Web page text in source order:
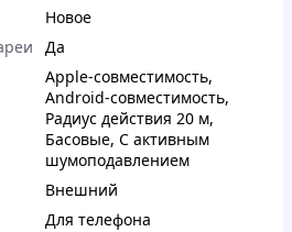
Новое
Да
Apple-совместимость,
Android-совместимость,
Радиус действия 20 м,
Басовые, С активным
шумоподавлением
Внешний
Для телефона